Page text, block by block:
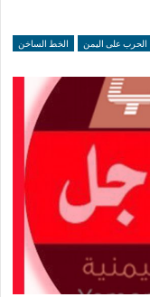
الحرب على اليمن الخط الساخن